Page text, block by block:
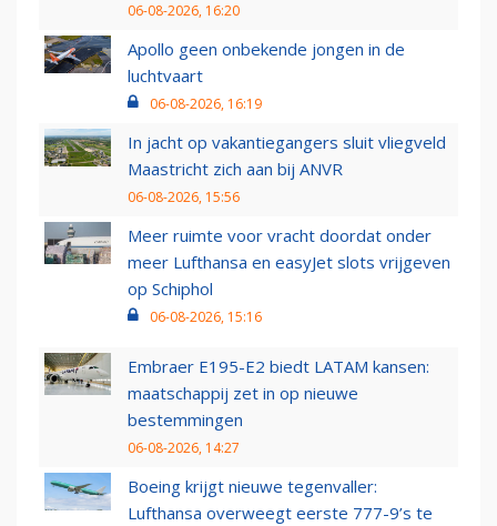
06-08-2026, 16:20
Apollo geen onbekende jongen in de
luchtvaart
06-08-2026, 16:19
In jacht op vakantiegangers sluit vliegveld
Maastricht zich aan bij ANVR
06-08-2026, 15:56
Meer ruimte voor vracht doordat onder
meer Lufthansa en easyJet slots vrijgeven
op Schiphol
06-08-2026, 15:16
Embraer E195-E2 biedt LATAM kansen:
maatschappij zet in op nieuwe
bestemmingen
06-08-2026, 14:27
Boeing krijgt nieuwe tegenvaller:
Lufthansa overweegt eerste 777-9’s te